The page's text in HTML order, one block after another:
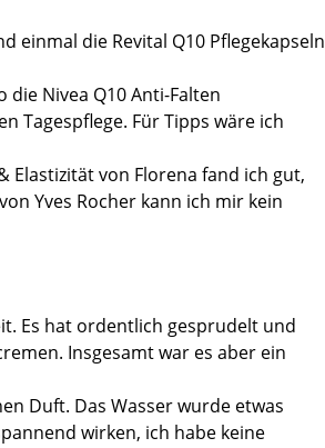
einmal die Revital Q10 Pflegekapseln
Nivea Q10 Anti-Falten
Tagespflege. Für Tipps wäre ich
Elastizität von Florena fand ich gut,
Yves Rocher kann ich mir kein
Es hat ordentlich gesprudelt und
Insgesamt war es aber ein
Duft. Das Wasser wurde etwas
wirken, ich habe keine